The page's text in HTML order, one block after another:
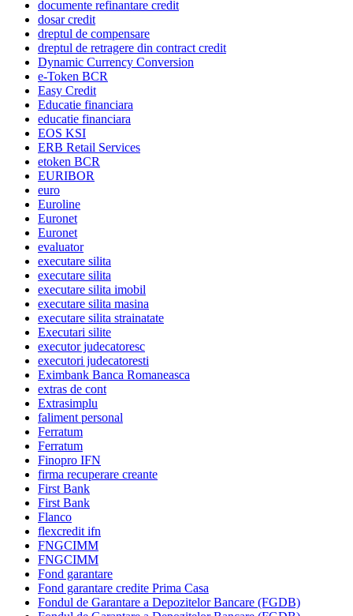
documente refinantare credit
dosar credit
dreptul de compensare
dreptul de retragere din contract credit
Dynamic Currency Conversion
e-Token BCR
Easy Credit
Educatie financiara
educatie financiara
EOS KSI
ERB Retail Services
etoken BCR
EURIBOR
euro
Euroline
Euronet
Euronet
evaluator
executare silita
executare silita
executare silita imobil
executare silita masina
executare silita strainatate
Executari silite
executor judecatoresc
executori judecatoresti
Eximbank Banca Romaneasca
extras de cont
Extrasimplu
faliment personal
Ferratum
Ferratum
Finopro IFN
firma recuperare creante
First Bank
First Bank
Flanco
flexcredit ifn
FNGCIMM
FNGCIMM
Fond garantare
Fond garantare credite Prima Casa
Fondul de Garantare a Depozitelor Bancare (FGDB)